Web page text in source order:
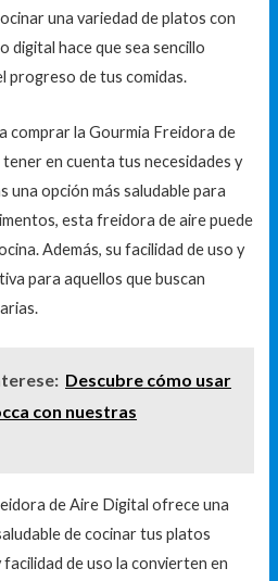
una variedad de platos con
digital hace que sea sencillo
progreso de tus comidas.
comprar la Gourmia Freidora de
en cuenta tus necesidades y
una opción más saludable para
esta freidora de aire puede
Además, su facilidad de uso y
para aquellos que buscan
Descubre cómo usar
con nuestras
de Aire Digital ofrece una
de cocinar tus platos
de uso la convierten en